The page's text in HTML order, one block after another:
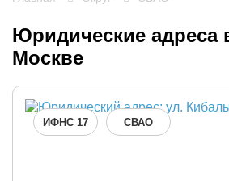
Юридические
Москве
ИФНС 17 СВАО